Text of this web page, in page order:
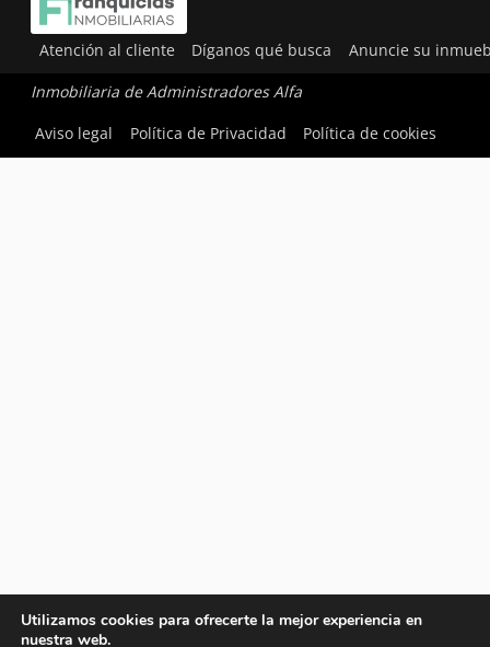
Atención al cliente Díganos qué busca Anuncie su
Inmobiliaria de Administradores Alfa
Aviso legal
Política de Privacidad Política de cookies
Utilizamos cookies para ofrecerte la mejor experiencia en
nuestra web.